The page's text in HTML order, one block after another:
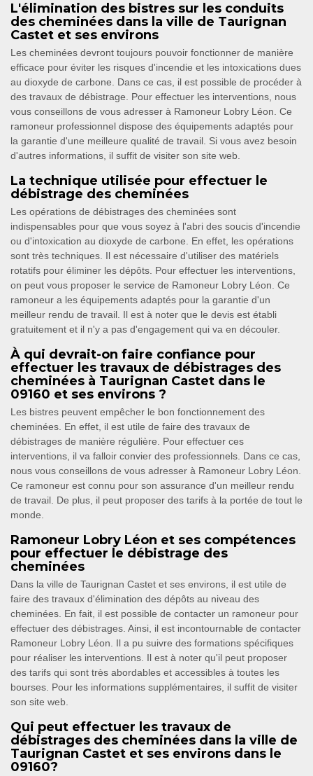
L'élimination des bistres sur les conduits
des cheminées dans la ville de Taurignan
Castet et ses environs
Les cheminées devront toujours pouvoir fonctionner de manière
efficace pour éviter les risques d'incendie et les intoxications dues
au dioxyde de carbone. Dans ce cas, il est possible de procéder à
des travaux de débistrage. Pour effectuer les interventions, nous
vous conseillons de vous adresser à Ramoneur Lobry Léon. Ce
ramoneur professionnel dispose des équipements adaptés pour
la garantie d'une meilleure qualité de travail. Si vous avez besoin
d'autres informations, il suffit de visiter son site web.
La technique utilisée pour effectuer le
débistrage des cheminées
Les opérations de débistrages des cheminées sont
indispensables pour que vous soyez à l'abri des soucis d'incendie
ou d'intoxication au dioxyde de carbone. En effet, les opérations
sont très techniques. Il est nécessaire d'utiliser des matériels
rotatifs pour éliminer les dépôts. Pour effectuer les interventions,
on peut vous proposer le service de Ramoneur Lobry Léon. Ce
ramoneur a les équipements adaptés pour la garantie d'un
meilleur rendu de travail. Il est à noter que le devis est établi
gratuitement et il n'y a pas d'engagement qui va en découler.
À qui devrait-on faire confiance pour
effectuer les travaux de débistrages des
cheminées à Taurignan Castet dans le
09160 et ses environs ?
Les bistres peuvent empêcher le bon fonctionnement des
cheminées. En effet, il est utile de faire des travaux de
débistrages de manière régulière. Pour effectuer ces
interventions, il va falloir convier des professionnels. Dans ce cas,
nous vous conseillons de vous adresser à Ramoneur Lobry Léon.
Ce ramoneur est connu pour son assurance d'un meilleur rendu
de travail. De plus, il peut proposer des tarifs à la portée de tout le
monde.
Ramoneur Lobry Léon et ses compétences
pour effectuer le débistrage des
cheminées
Dans la ville de Taurignan Castet et ses environs, il est utile de
faire des travaux d'élimination des dépôts au niveau des
cheminées. En fait, il est possible de contacter un ramoneur pour
effectuer des débistrages. Ainsi, il est incontournable de contacter
Ramoneur Lobry Léon. Il a pu suivre des formations spécifiques
pour réaliser les interventions. Il est à noter qu'il peut proposer
des tarifs qui sont très abordables et accessibles à toutes les
bourses. Pour les informations supplémentaires, il suffit de visiter
son site web.
Qui peut effectuer les travaux de
débistrages des cheminées dans la ville de
Taurignan Castet et ses environs dans le
09160?